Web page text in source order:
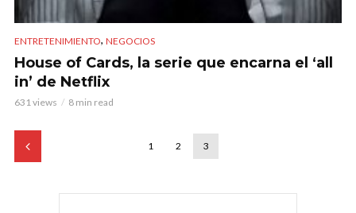
ENTRETENIMIENTO, NEGOCIOS
House of Cards, la serie que encarna el ‘all
in’ de Netflix
631 views 8 min read
1 2 3